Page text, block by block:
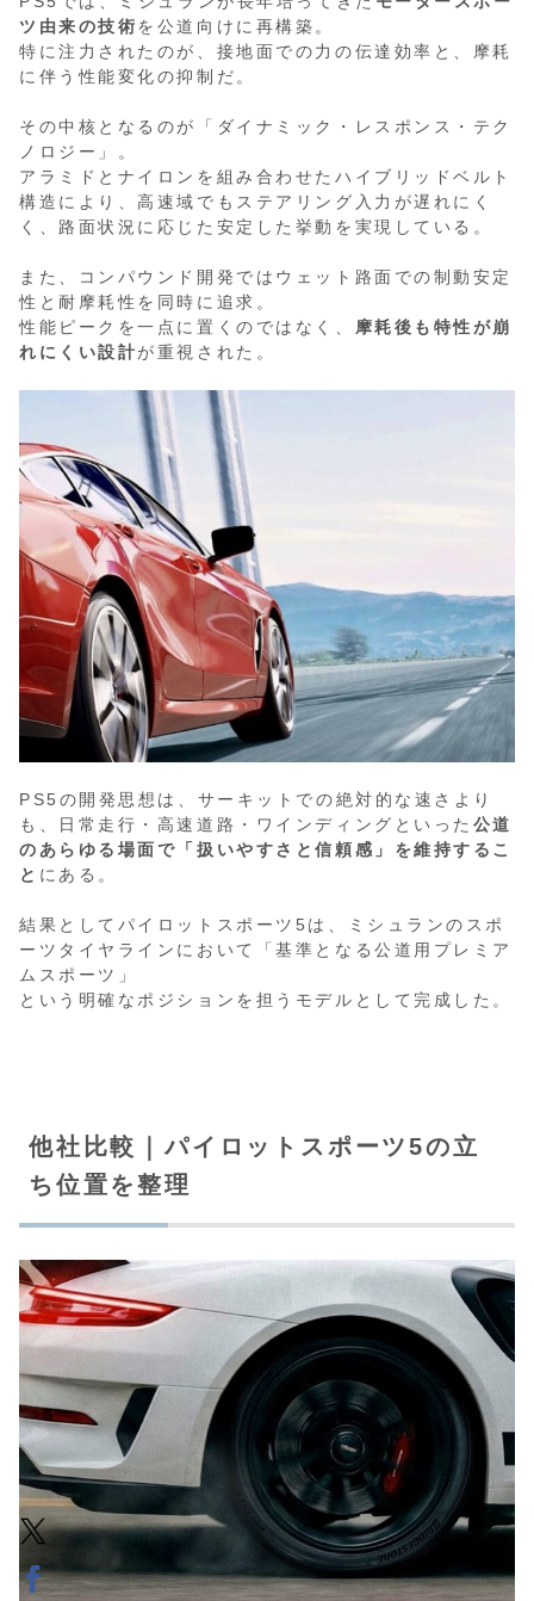
ツ由来の技術を公道向けに再構築。
特に注力されたのが、接地面での力の伝達効率と、摩耗
に伴う性能変化の抑制だ。
その中核となるのが「ダイナミック・レスポンス・テク
ノロジー」。
アラミドとナイロンを組み合わせたハイブリッドベルト
構造により、高速域でもステアリング入力が遅れにく
く、路面状況に応じた安定した挙動を実現している。
また、コンパウンド開発ではウェット路面での制動安定
性と耐摩耗性を同時に追求。
性能ピークを一点に置くのではなく、 摩耗後も特性が崩
れにくい設計が重視された。
PS5の開発思想は、サーキットでの絶対的な速さより
も、日常走行・高速道路・ワインディングといった 公道
のあらゆる場面で「扱いやすさと信頼感」を維持するこ
と にある。
結果としてパイロットスポーツ5は、ミシュランのスポ
ーツタイヤラインにおいて「基準となる公道用プレミア
ムスポーツ」
という明確なポジションを担うモデルとして完成した。
他社比較｜パイロットスポーツ5の立
ち位置を整理